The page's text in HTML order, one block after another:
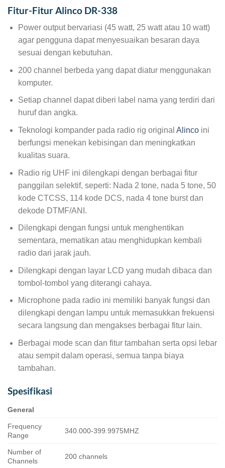
Fitur-Fitur Alinco DR-338
Power output bervariasi (45 watt, 25 watt atau 10 watt)
agar pengguna dapat menyesuaikan besaran daya
sesuai dengan kebutuhan.
200 channel berbeda yang dapat diatur menggunakan
komputer.
Setiap channel dapat diberi label nama yang terdiri dari
huruf dan angka.
Teknologi kompander pada radio rig original Alincoini
berfungsi menekan kebisingan dan meningkatkan
kualitas suara.
Radio rig UHF ini dilengkapi dengan berbagai fitur
panggilan selektif, seperti: Nada 2 tone, nada 5 tone, 50
kode CTCSS, 114 kode DCS, nada 4 tone burst dan
dekode DTMF/ANI.
Dilengkapi dengan fungsi untuk menghentikan
sementara, mematikan atau menghidupkan kembali
radio dari jarak jauh.
Dilengkapi dengan layar LCD yang mudah dibaca dan
tombol-tombol yang diterangi cahaya.
Microphone pada radio ini memiliki banyak fungsi dan
dilengkapi dengan lampu untuk memasukkan frekuensi
secara langsung dan mengakses berbagai fitur lain.
Berbagai mode scan dan fitur tambahan serta opsi lebar
atau sempit dalam operasi, semua tanpa biaya
tambahan.
Spesifikasi
General
Frequency
Range
340.000-399.9975MHZ
Number of
Channels
200 channels